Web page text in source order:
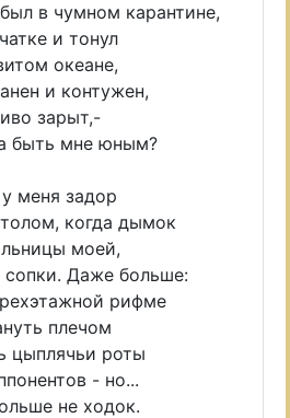
в чумном карантине,
и тонул
океане,
и контужен,
зарыт,-
быть мне юным?
меня задор
когда дымок
моей,
сопки. Даже больше:
рифме
плечом
цыплячьи роты
- но...
не ходок.